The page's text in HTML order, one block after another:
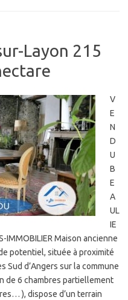
Layon 215
V
E
N
D
U
B
E
A
UL
IE
IMMOBILIER Maison ancienne
potentiel, située à proximité
Sud d’Angers sur la commune
de 6 chambres partiellement
), dispose d’un terrain